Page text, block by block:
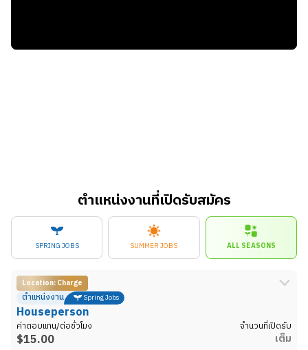
ตำแหน่งงานที่เปิดรับสมัคร
SPRING JOBS SUMMER JOBS ALL SEASONS
Location: Charge
ตำแหน่งงาน Spring Jobs
Houseperson
ค่าตอบแทน/ต่อชั่วโมง
$15.00
จำนวนที่เปิดรับ
เต็ม